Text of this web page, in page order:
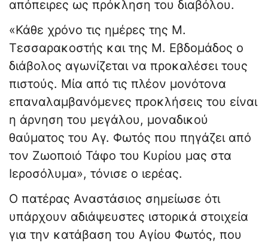
απόπειρες ως πρόκληση του διαβόλου.
«Κάθε χρόνο τις ημέρες της Μ.
Τεσσαρακοστής και της Μ. Εβδομάδος ο
διάβολος αγωνίζεται να προκαλέσει τους
πιστούς. Μία από τις πλέον μονότονα
επαναλαμβανόμενες προκλήσεις του είναι
η άρνηση του μεγάλου, μοναδικού
θαύματος του Αγ. Φωτός που πηγάζει από
τον Ζωοποιό Τάφο του Κυρίου μας στα
Ιεροσόλυμα», τόνισε ο ιερέας.
Ο πατέρας Αναστάσιος σημείωσε ότι
υπάρχουν αδιάψευστες ιστορικά στοιχεία
για την κατάβαση του Αγίου Φωτός, που